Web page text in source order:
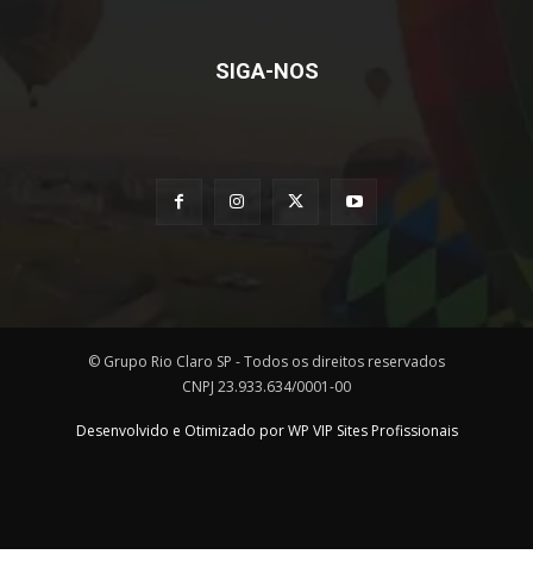
SIGA-NOS
© Grupo Rio Claro SP - Todos os direitos reservados
CNPJ 23.933.634/0001-00
Desenvolvido e Otimizado por WP VIP Sites Profissionais